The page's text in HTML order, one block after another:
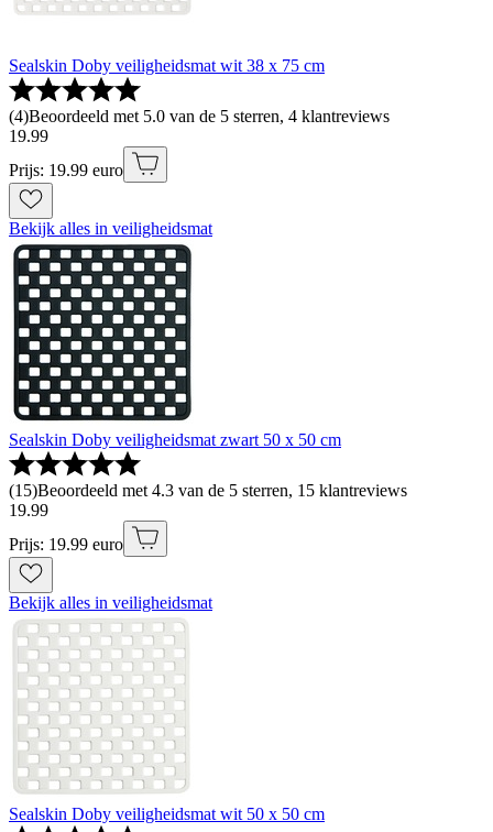
Sealskin Doby veiligheidsmat wit 38 x 75 cm
(4)Beoordeeld met 5.0 van de 5 sterren, 4 klantreviews
19.99
Prijs: 19.99 euro
Bekijk alles in veiligheidsmat
Sealskin Doby veiligheidsmat zwart 50 x 50 cm
(15)Beoordeeld met 4.3 van de 5 sterren, 15 klantreviews
19.99
Prijs: 19.99 euro
Bekijk alles in veiligheidsmat
Sealskin Doby veiligheidsmat wit 50 x 50 cm